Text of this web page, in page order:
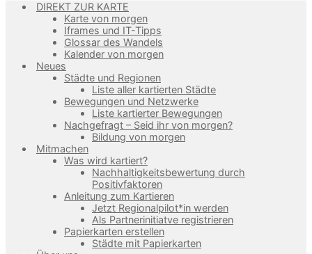
DIREKT ZUR KARTE
Karte von morgen
Iframes und IT-Tipps
Glossar des Wandels
Kalender von morgen
Neues
Städte und Regionen
Liste aller kartierten Städte
Bewegungen und Netzwerke
Liste kartierter Bewegungen
Nachgefragt – Seid ihr von morgen?
Bildung von morgen
Mitmachen
Was wird kartiert?
Nachhaltigkeitsbewertung durch
Positivfaktoren
Anleitung zum Kartieren
Jetzt Regionalpilot*in werden
Als Partnerinitiatve registrieren
Papierkarten erstellen
Städte mit Papierkarten